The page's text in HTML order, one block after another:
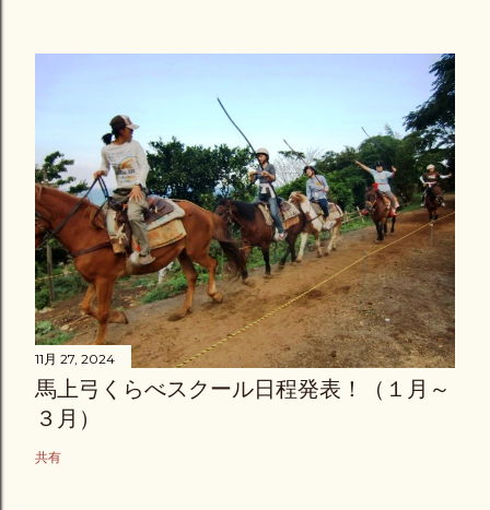
11月 27, 2024
馬上弓くらべスクール日程発表！（１月～
３月）
共有